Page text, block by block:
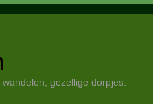
gezellige dorpjes.